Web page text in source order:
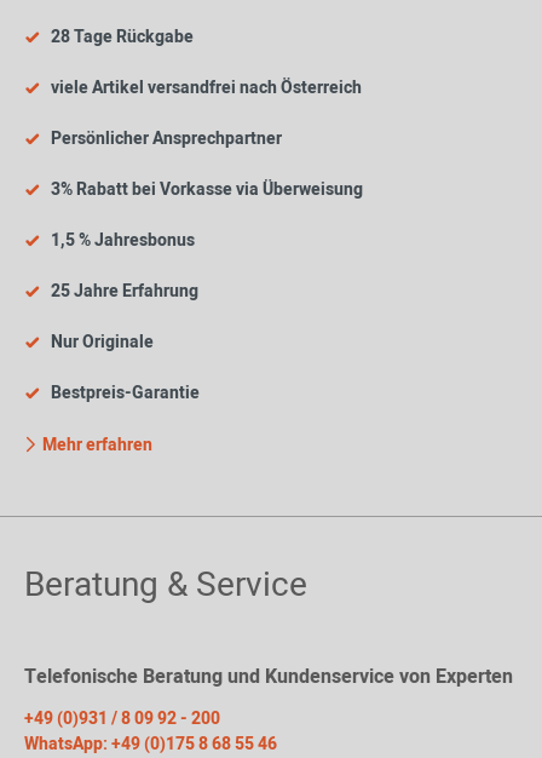
28 Tage Rückgabe
viele Artikel versandfrei nach Österreich
Persönlicher Ansprechpartner
3% Rabatt bei Vorkasse via Überweisung
1,5 % Jahresbonus
25 Jahre Erfahrung
Nur Originale
Bestpreis-Garantie
Mehr erfahren
Beratung & Service
Telefonische Beratung und Kundenservice von Experten
+49 (0)931 / 8 09 92 - 200
WhatsApp: +49 (0)175 8 68 55 46